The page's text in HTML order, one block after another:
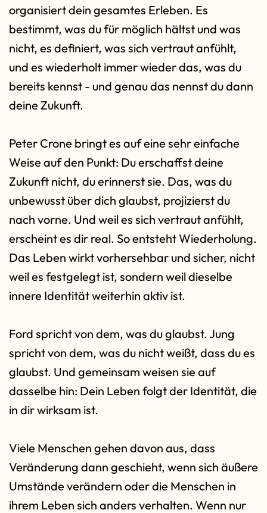
organisiert dein gesamtes Erleben. Es
bestimmt, was du für möglich hältst und was
nicht, es definiert, was sich vertraut anfühlt,
und es wiederholt immer wieder das, was du
bereits kennst - und genau das nennst du dann
deine Zukunft.
Peter Crone bringt es auf eine sehr einfache
Weise auf den Punkt: Du erschaffst deine
Zukunft nicht, du erinnerst sie. Das, was du
unbewusst über dich glaubst, projizierst du
nach vorne. Und weil es sich vertraut anfühlt,
erscheint es dir real. So entsteht Wiederholung.
Das Leben wirkt vorhersehbar und sicher, nicht
weil es festgelegt ist, sondern weil dieselbe
innere Identität weiterhin aktiv ist.
Ford spricht von dem, was du glaubst. Jung
spricht von dem, was du nicht weißt, dass du es
glaubst. Und gemeinsam weisen sie auf
dasselbe hin: Dein Leben folgt der Identität, die
in dir wirksam ist.
Viele Menschen gehen davon aus, dass
Veränderung dann geschieht, wenn sich äußere
Umstände verändern oder die Menschen in
ihrem Leben sich anders verhalten. Wenn nur